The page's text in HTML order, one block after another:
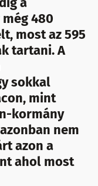
480
most az 595
tartani. A
sokkal
mint
kormány
nem
azon a
ahol most